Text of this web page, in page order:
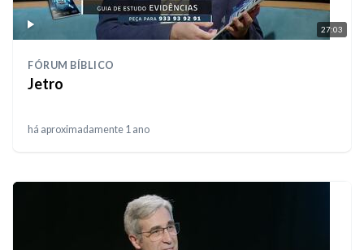
27:03
FÓRUM BÍBLICO
Jetro
há aproximadamente 1 ano